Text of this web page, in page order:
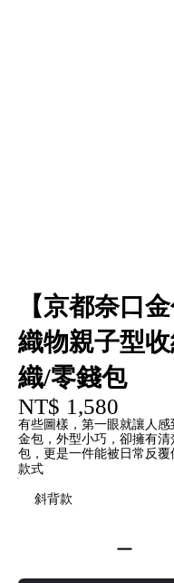
【京都奈口
織物親子型
織/零錢包
NT$ 1,580
有些圖樣，第一眼就讓人
金包，外型小巧，卻擁有
包，更是一件能被日常反覆
款式